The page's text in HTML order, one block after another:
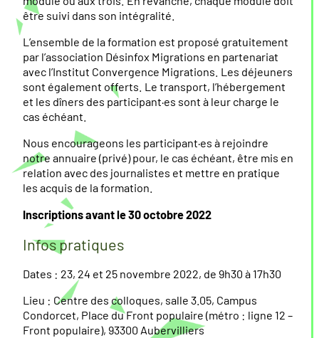
être suivi dans son intégralité.
L’ensemble de la formation est proposé gratuitement
par l’association Désinfox Migrations en partenariat
avec l’Institut Convergence Migrations. Les déjeuners
sont également offerts. Le transport, l’hébergement
et les dîners des participant·es sont à leur charge le
cas échéant.
Nous encourageons les participant·es à rejoindre
notre annuaire (privé) pour, le cas échéant, être mis en
relation avec des journalistes et mettre en pratique
les acquis de la formation.
Inscriptions avant le 30 octobre 2022
Infos pratiques
Dates : 23, 24 et 25 novembre 2022, de 9h30 à 17h30
Lieu : Centre des colloques, salle 3.05, Campus
Condorcet, Place du Front populaire (métro : ligne 12 –
Front populaire), 93300 Aubervilliers